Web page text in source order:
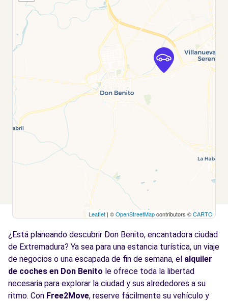
Leaflet | ©OpenStreetMapcontributors ©CARTO
¿Está planeando descubrir Don Benito, encantadora ciudad
de Extremadura? Ya sea para una estancia turística, un viaje
de negocios o una escapada de fin de semana, el alquiler
de coches en Don Benito le ofrece toda la libertad
necesaria para explorar la ciudad y sus alrededores a su
ritmo. Con Free2Move, reserve fácilmente su vehículo y